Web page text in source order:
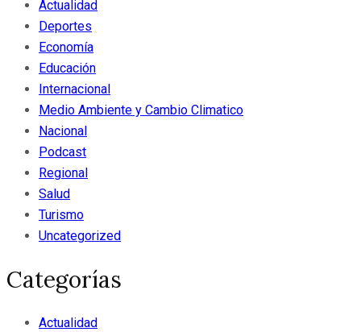
Actualidad
Deportes
Economía
Educación
Internacional
Medio Ambiente y Cambio Climatico
Nacional
Podcast
Regional
Salud
Turismo
Uncategorized
Categorías
Actualidad